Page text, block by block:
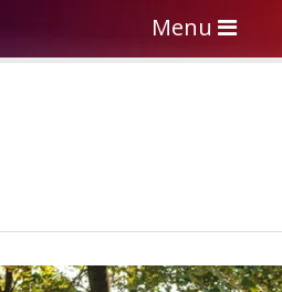
Toggle
navigation
Menu